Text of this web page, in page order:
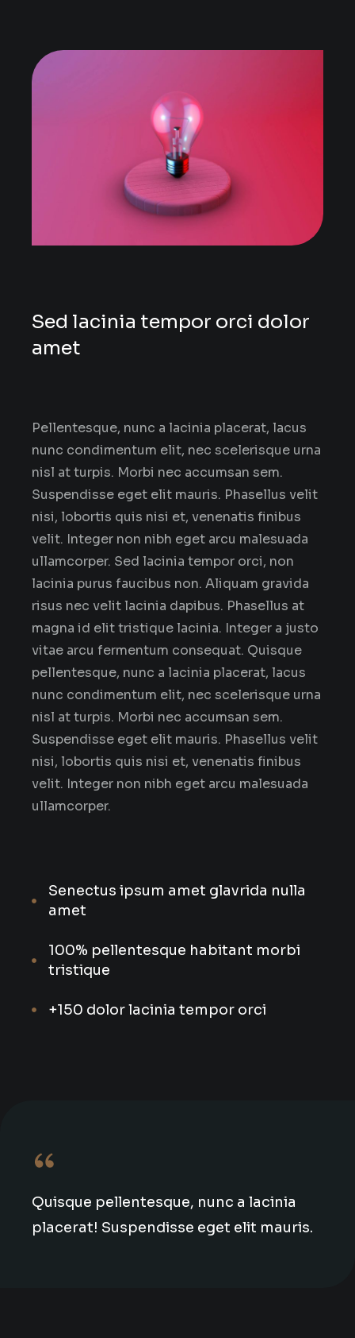
Sed lacinia tempor orci dolor
amet
Pellentesque, nunc a lacinia placerat, lacus
nunc condimentum elit, nec scelerisque urna
nisl at turpis. Morbi nec accumsan sem.
Suspendisse eget elit mauris. Phasellus velit
nisi, lobortis quis nisi et, venenatis finibus
velit. Integer non nibh eget arcu malesuada
ullamcorper. Sed lacinia tempor orci, non
lacinia purus faucibus non. Aliquam gravida
risus nec velit lacinia dapibus. Phasellus at
magna id elit tristique lacinia. Integer a justo
vitae arcu fermentum consequat. Quisque
pellentesque, nunc a lacinia placerat, lacus
nunc condimentum elit, nec scelerisque urna
nisl at turpis. Morbi nec accumsan sem.
Suspendisse eget elit mauris. Phasellus velit
nisi, lobortis quis nisi et, venenatis finibus
velit. Integer non nibh eget arcu malesuada
ullamcorper.
Senectus ipsum amet glavrida nulla
amet
100% pellentesque habitant morbi
tristique
+150 dolor lacinia tempor orci
Quisque pellentesque, nunc a lacinia
placerat! Suspendisse eget elit mauris.